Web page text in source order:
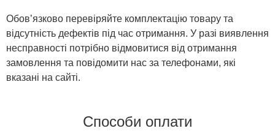
Обов’язково перевіряйте комплектацію товару та
відсутність дефектів під час отримання. У разі виявлення
несправності потрібно відмовитися від отримання
замовлення та повідомити нас за телефонами, які
вказані на сайті.
Способи оплати